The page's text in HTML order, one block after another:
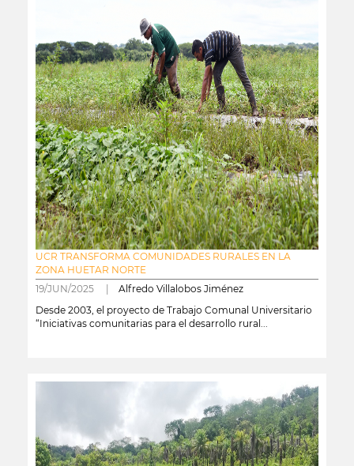
UCR TRANSFORMA COMUNIDADES RURALES EN LA
ZONA HUETAR NORTE
19/JUN/2025 | Alfredo Villalobos Jiménez
Desde 2003, el proyecto de Trabajo Comunal Universitario
“Iniciativas comunitarias para el desarrollo rural...